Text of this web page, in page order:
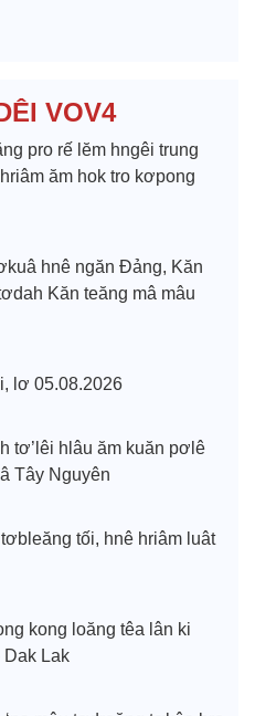
e
o
VOV4
pro rế lĕm hngêi trung
ăm hok tro kơpong
hnê ngăn Đảng, Kăn
Kăn teăng mâ mâu
lơ 05.08.2026
tơ’lêi hlâu ăm kuăn pơlê
Tây Nguyên
tối, hnê hriâm luât
kong loăng têa lân ki
Dak Lak